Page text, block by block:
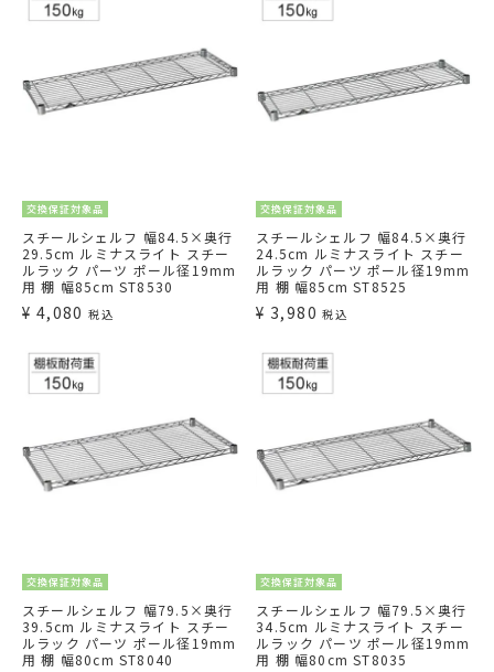
交換保証対象品
スチールシェルフ 幅84.5×奥行
29.5cm ルミナスライト スチー
ルラック パーツ ポール径19mm
用 棚 幅85cm ST8530
¥ 4,080 税込
交換保証対象品
スチールシェルフ 幅84.5×奥行
24.5cm ルミナスライト スチー
ルラック パーツ ポール径19mm
用 棚 幅85cm ST8525
¥ 3,980 税込
交換保証対象品
スチールシェルフ 幅79.5×奥行
39.5cm ルミナスライト スチー
ルラック パーツ ポール径19mm
用 棚 幅80cm ST8040
交換保証対象品
スチールシェルフ 幅79.5×奥行
34.5cm ルミナスライト スチー
ルラック パーツ ポール径19mm
用 棚 幅80cm ST8035